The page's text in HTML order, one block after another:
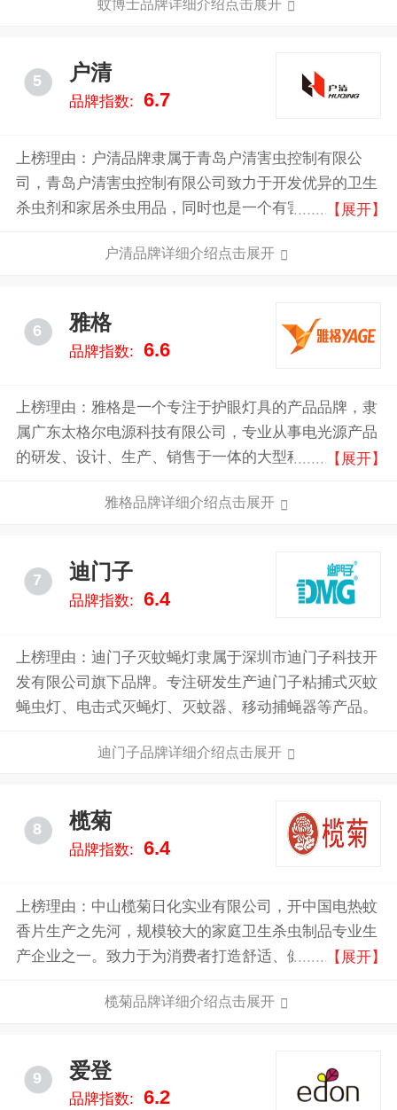
和销售，为商业客户和家居客户提供优质高效的害虫控
蚊博士品牌详细介绍点击展开
5 户清
品牌指数: 6.7
上榜理由：户清品牌隶属于青岛户清害虫控制有限公
司，青岛户清害虫控制有限公司致力于开发优异的卫生
杀虫剂和家居杀虫用品，同时也是一个有害生物防治的
学严谨的技术服务实践，开发出的户清杀蟑胶饵、杀鼠
供优异的杀蟑灭鼠等消杀用品。
【展开】
户清品牌详细介绍点击展开
6 雅格
品牌指数: 6.6
上榜理由：雅格是一个专注于护眼灯具的产品品牌，隶
属广东太格尔电源科技有限公司，专业从事电光源产品
的研发、设计、生产、销售于一体的大型科技集团，其
种类型，专注于为消费者提供能够有效减少眼睛疲劳、
【展开】
雅格品牌详细介绍点击展开
7 迪门子
品牌指数: 6.4
上榜理由：迪门子灭蚊蝇灯隶属于深圳市迪门子科技开
发有限公司旗下品牌。专注研发生产迪门子粘捕式灭蚊
蝇虫灯、电击式灭蝇灯、灭蚊器、移动捕蝇器等产品。
迪门子品牌详细介绍点击展开
8 榄菊
品牌指数: 6.4
上榜理由：中山榄菊日化实业有限公司，开中国电热蚊
香片生产之先河，规模较大的家庭卫生杀虫制品专业生
产企业之一。致力于为消费者打造舒适、健康的家居环
【展开】
榄菊品牌详细介绍点击展开
9 爱登
品牌指数: 6.2